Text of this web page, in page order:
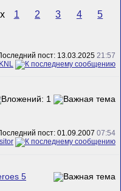
1 2 3 4
5
пост: 13.03.2025 21:57
KNL
пост: 01.09.2007 07:54
5